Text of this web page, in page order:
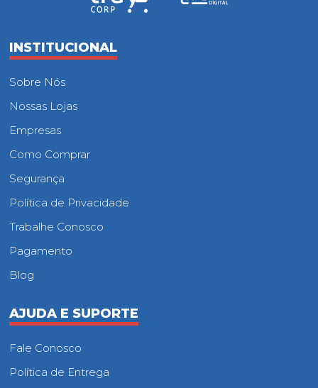
INSTITUCIONAL
Sobre Nós
Nossas Lojas
Empresas
Como Comprar
Segurança
Política de Privacidade
Trabalhe Conosco
Pagamento
Blog
AJUDA E SUPORTE
Fale Conosco
Política de Entrega